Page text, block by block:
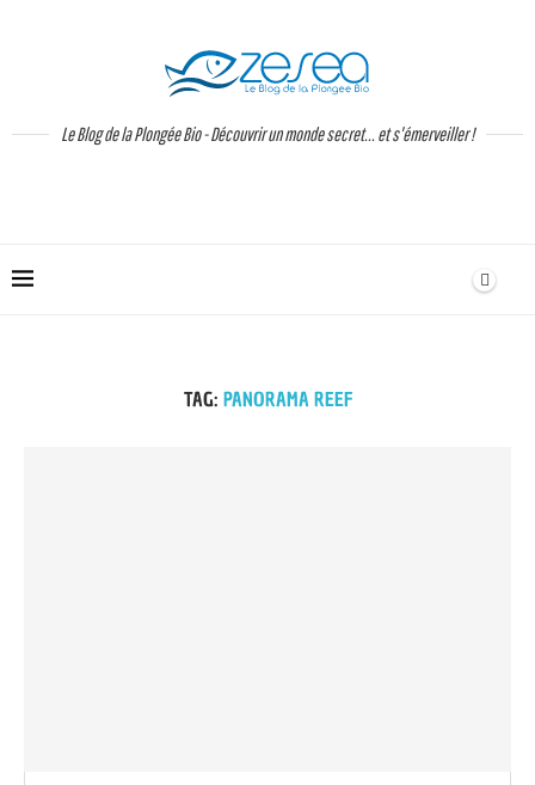
Le Blog de la Plongée Bio - Découvrir un monde secret... et s'émerveiller !
TAG: PANORAMA REEF